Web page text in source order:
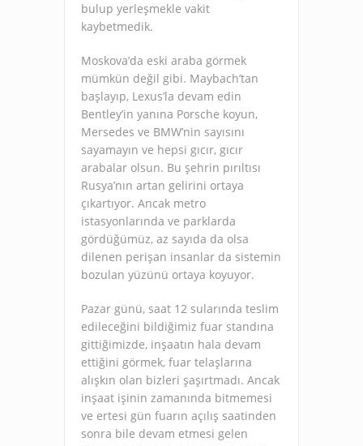
bulup yerleşmekle vakit
kaybetmedik.
Moskova’da eski araba görmek
mümkün değil gibi. Maybach’tan
başlayıp, Lexus’la devam edin
Bentley’in yanına Porsche koyun,
Mersedes ve BMW’nin sayısını
sayamayın ve hepsi gıcır, gıcır
arabalar olsun. Bu şehrin pırıltısı
Rusya’nın artan gelirini ortaya
çıkartıyor. Ancak metro
istasyonlarında ve parklarda
gördüğümüz, az sayıda da olsa
dilenen perişan insanlar da sistemin
bozulan yüzünü ortaya koyuyor.
Pazar günü, saat 12 sularında teslim
edileceğini bildiğimiz fuar standına
gittiğimizde, inşaatın hala devam
ettiğini görmek, fuar telaşlarına
alışkın olan bizleri şaşırtmadı. Ancak
inşaat işinin zamanında bitmemesi
ve ertesi gün fuarın açılış saatinden
sonra bile devam etmesi gelen